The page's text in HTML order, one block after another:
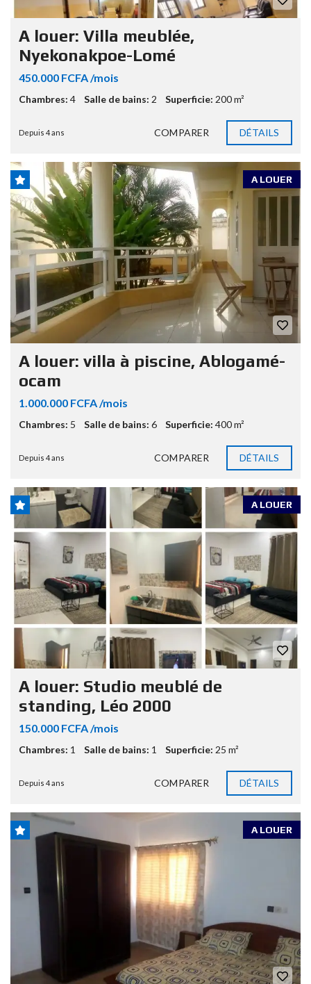
A louer: Villa meublée,
Nyekonakpoe-Lomé
450.000 FCFA /mois
Chambres: 4 Salle de bains: 2 Superficie: 200 m²
Depuis 4 ans COMPARER DÉTAILS
A LOUER
A louer: villa à piscine, Ablogamé-
ocam
1.000.000 FCFA /mois
Chambres: 5 Salle de bains: 6 Superficie: 400 m²
Depuis 4 ans COMPARER DÉTAILS
A LOUER
A louer: Studio meublé de
standing, Léo 2000
150.000 FCFA /mois
Chambres: 1 Salle de bains: 1 Superficie: 25 m²
Depuis 4 ans COMPARER DÉTAILS
A LOUER